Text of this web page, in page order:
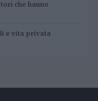
che hanno
e vita privata